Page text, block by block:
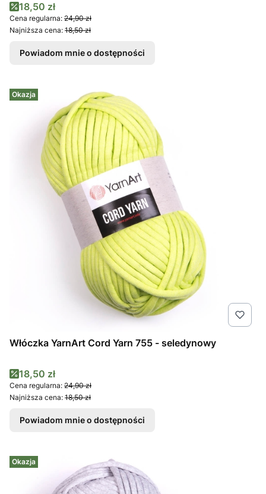
Cena promocyjna
18,50 zł
Cena regularna: 24,90 zł
Najniższa cena: 18,50 zł
Powiadom mnie o dostępności
Okazja
Włóczka YarnArt Cord Yarn 755 - seledynowy
Cena promocyjna
18,50 zł
Cena regularna: 24,90 zł
Najniższa cena: 18,50 zł
Powiadom mnie o dostępności
Okazja